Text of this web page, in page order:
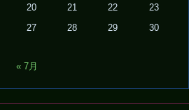
20 21 22 23
27 28 29 30
« 7月